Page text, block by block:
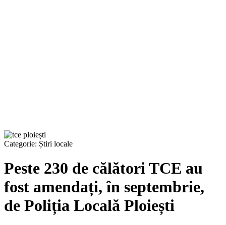
Categorie: Știri locale
Peste 230 de călători TCE au
fost amendați, în septembrie,
de Poliția Locală Ploiești